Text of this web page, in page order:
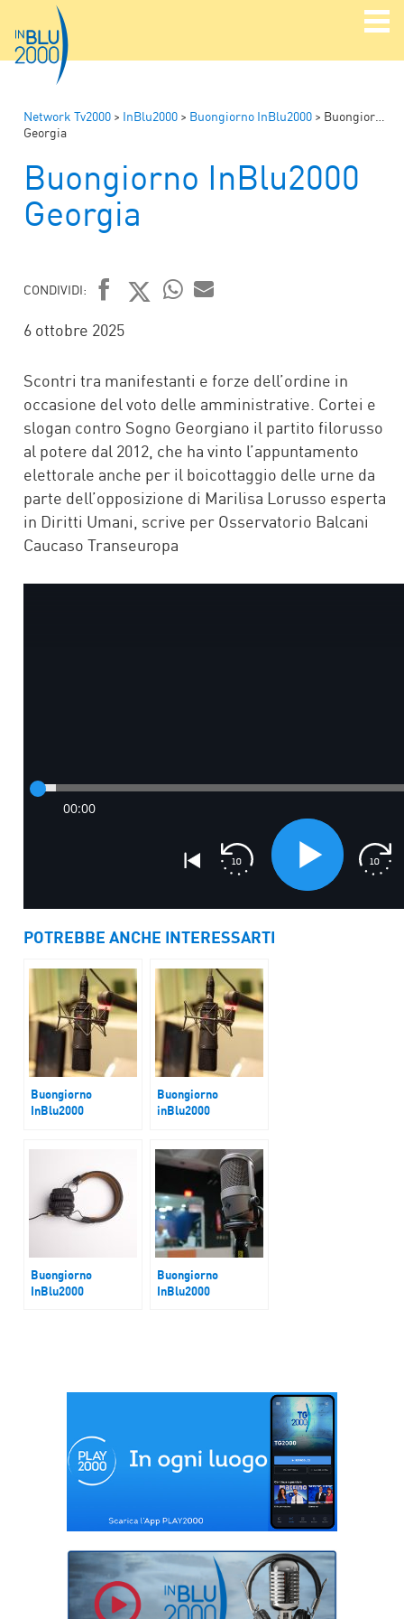
Network Tv2000 > InBlu2000 > Buongiorno InBlu2000 > Buongiorno InBlu2000
Georgia
Buongiorno InBlu2000
Georgia
CONDIVIDI:
FACEBOOK
TWITTER
6 ottobre 2025
Scontri tra manifestanti e forze dell’ordine in
occasione del voto delle amministrative. Cortei e
slogan contro Sogno Georgiano il partito filorusso
al potere dal 2012, che ha vinto l’appuntamento
elettorale anche per il boicottaggio delle urne da
parte dell’opposizione di Marilisa Lorusso esperta
in Diritti Umani, scrive per Osservatorio Balcani
Caucaso Transeuropa
POTREBBE ANCHE INTERESSARTI
Buongiorno
InBlu2000
Buongiorno
inBlu2000
Meeting di Medici
con l’Africa Cuamm
Buongiorno
InBlu2000
Buongiorno
InBlu2000